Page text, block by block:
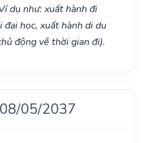
dụ như: xuất hành đi
học, xuất hành di du
động về thời gian đi).
05/2037